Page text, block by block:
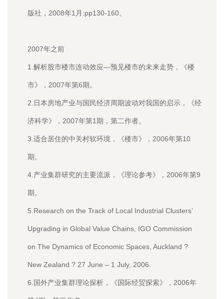
版社，2008年1月:pp130-160。
2007年之前
1.解析股市楼市连动效应—预见楼市的未来走势，《楼
市》，2007年第6期。
2.日本房地产业与国民经济周期波动对我国的启示，《经
济科学》，2007年第1期，第二作者。
3.适合居住的中关村软环境，《楼市》，2006年第10
期。
4.产业集群研究的主要流派，《理论参考》，2006年第9
期。
5.Research on the Track of Local Industrial Clusters’
Upgrading in Global Value Chains, IGO Commission
on The Dynamics of Economic Spaces, Auckland ?
New Zealand ? 27 June – 1 July, 2006.
6.国外产业集群理论探析，《国际经贸探索》，2006年